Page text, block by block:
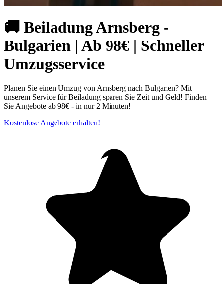
🚚 Beiladung Arnsberg -
Bulgarien | Ab 98€ | Schneller
Umzugsservice
Planen Sie einen Umzug von Arnsberg nach Bulgarien? Mit
unserem Service für Beiladung sparen Sie Zeit und Geld! Finden
Sie Angebote ab 98€ - in nur 2 Minuten!
Kostenlose Angebote erhalten!